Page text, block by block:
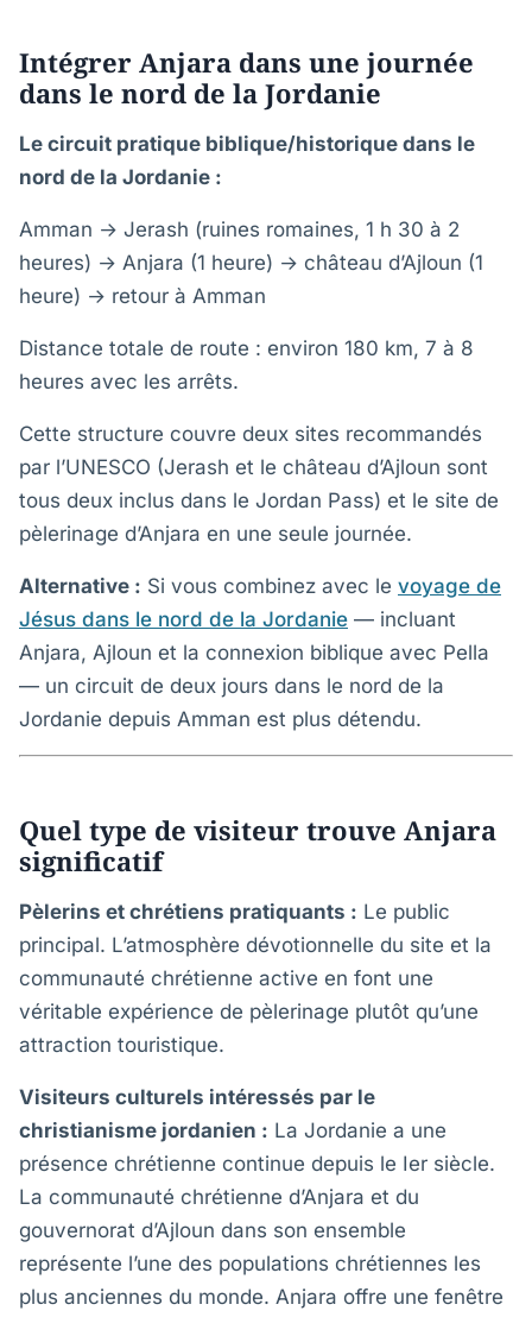
Intégrer Anjara dans une journée
dans le nord de la Jordanie
Le circuit pratique biblique/historique dans le
nord de la Jordanie :
Amman → Jerash (ruines romaines, 1 h 30 à 2
heures) → Anjara (1 heure) → château d’Ajloun (1
heure) → retour à Amman
Distance totale de route : environ 180 km, 7 à 8
heures avec les arrêts.
Cette structure couvre deux sites recommandés
par l’UNESCO (Jerash et le château d’Ajloun sont
tous deux inclus dans le Jordan Pass) et le site de
pèlerinage d’Anjara en une seule journée.
Alternative : Si vous combinez avec le voyage de
Jésus dans le nord de la Jordanie — incluant
Anjara, Ajloun et la connexion biblique avec Pella
— un circuit de deux jours dans le nord de la
Jordanie depuis Amman est plus détendu.
Quel type de visiteur trouve Anjara
significatif
Pèlerins et chrétiens pratiquants : Le public
principal. L’atmosphère dévotionnelle du site et la
communauté chrétienne active en font une
véritable expérience de pèlerinage plutôt qu’une
attraction touristique.
Visiteurs culturels intéressés par le
christianisme jordanien : La Jordanie a une
présence chrétienne continue depuis le Ier siècle.
La communauté chrétienne d’Anjara et du
gouvernorat d’Ajloun dans son ensemble
représente l’une des populations chrétiennes les
plus anciennes du monde. Anjara offre une fenêtre